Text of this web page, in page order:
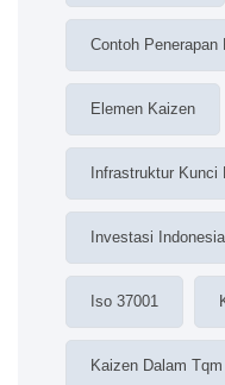
Contoh Penerapan
Elemen Kaizen
Infrastruktur Kunci
Investasi Indonesia
Iso 37001
Kaizen Dalam Tqm